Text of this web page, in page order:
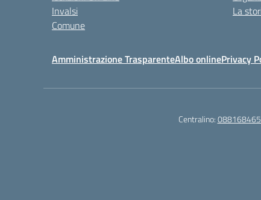
Invalsi
Comune
La
Amministrazione TrasparenteAlbo onlinePrivacy
Centralino: